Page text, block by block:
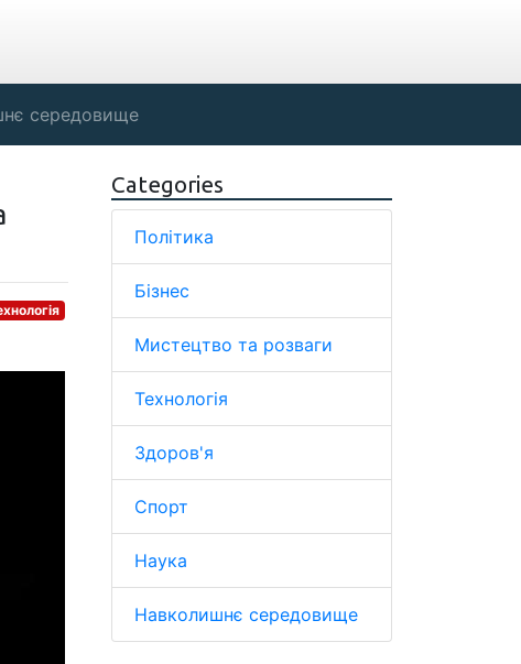
середовище
Categories
Політика
Бізнес
Мистецтво та розваги
Технологія
Здоров'я
Спорт
Наука
Навколишнє середовище